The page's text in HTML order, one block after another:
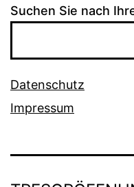
Suchen Sie nach
Datenschutz
Impressum